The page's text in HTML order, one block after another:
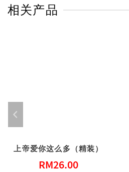
相关产品
上帝爱你这么多（精装）
RM26.00